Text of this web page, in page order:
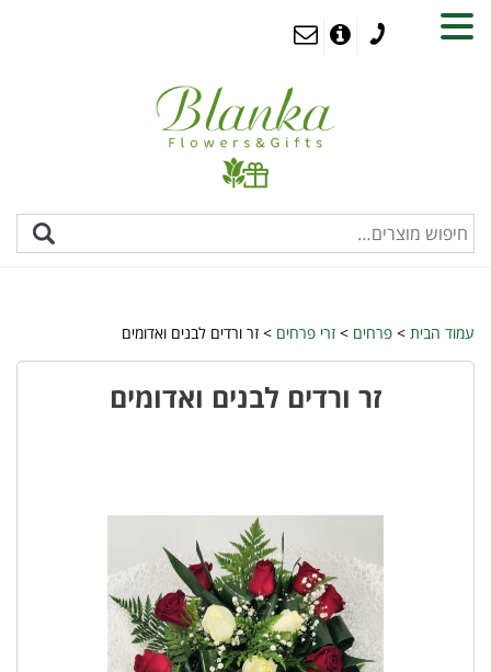
עמוד הבית > פרחים > זרי פרחים > זר ורדים לבנים ואדומים
זר ורדים לבנים ואדומים